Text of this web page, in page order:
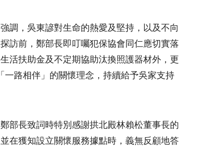
調，吳東諺對生命的熱愛及堅持，以及不向
訪前，鄭部長即叮囑犯保協會同仁應切實落
活扶助金及不定期協助汰換照護器材外，更
路相伴」的關懷理念，持續給予吳家支持
部長致詞時特別感謝拱北殿林賴松董事長的
在獲知設立關懷服務據點時，義無反顧地答